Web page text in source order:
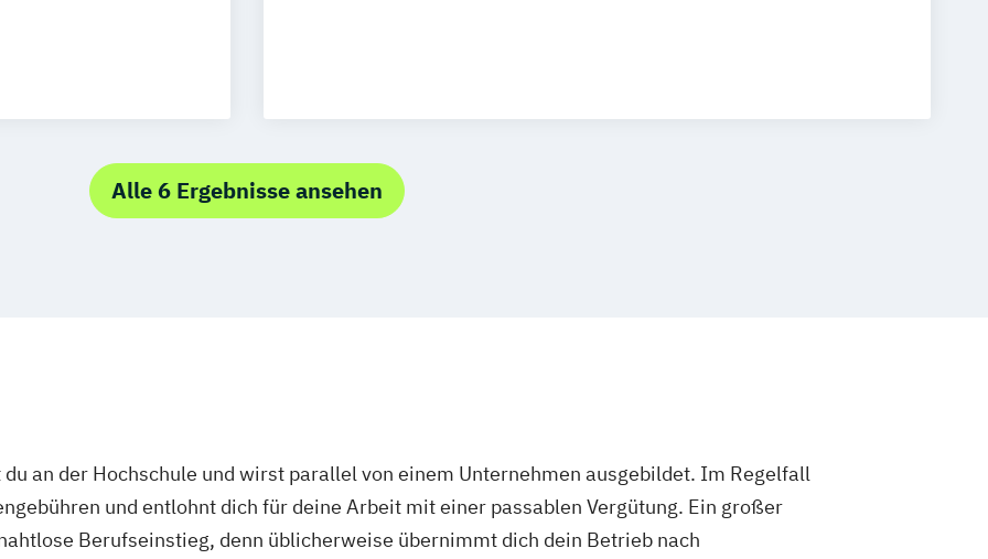
Alle 6 Ergebnisse ansehen
an der Hochschule und wirst parallel von einem Unternehmen ausgebildet. Im Regelfall
und entlohnt dich für deine Arbeit mit einer passablen Vergütung. Ein großer
Berufseinstieg, denn üblicherweise übernimmt dich dein Betrieb nach